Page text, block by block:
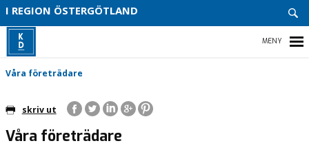
I REGION ÖSTERGÖTLAND
OSS
HEM
VÅR POLITIK
Våra företrädare
skriv ut
Våra företrädare